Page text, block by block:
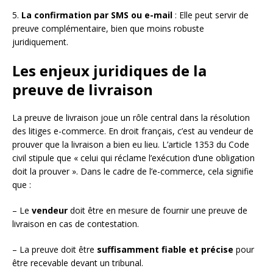
5. La confirmation par SMS ou e-mail : Elle peut servir de
preuve complémentaire, bien que moins robuste
juridiquement.
Les enjeux juridiques de la
preuve de livraison
La preuve de livraison joue un rôle central dans la résolution
des litiges e-commerce. En droit français, c’est au vendeur de
prouver que la livraison a bien eu lieu. L’article 1353 du Code
civil stipule que « celui qui réclame l’exécution d’une obligation
doit la prouver ». Dans le cadre de l’e-commerce, cela signifie
que :
– Le vendeur doit être en mesure de fournir une preuve de
livraison en cas de contestation.
– La preuve doit être suffisamment fiable et précise pour
être recevable devant un tribunal.